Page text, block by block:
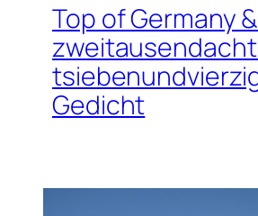
Top of Germany
Gedicht